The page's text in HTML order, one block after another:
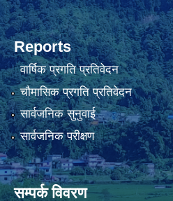
Reports
वार्षिक प्रगति प्रतिवेदन
चौमासिक प्रगति प्रतिवेदन
सार्वजनिक सुनुवाई
सार्वजनिक परीक्षण
सम्पर्क विवरण